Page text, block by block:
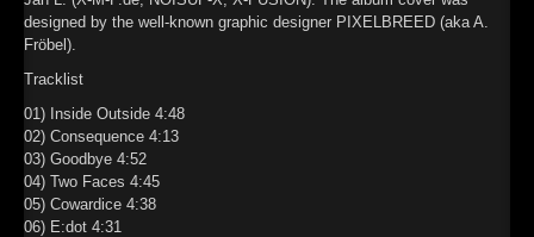
designed by the well-known graphic designer PIXELBREED (aka A.
Fröbel).
Tracklist
01) Inside Outside 4:48
02) Consequence 4:13
03) Goodbye 4:52
04) Two Faces 4:45
05) Cowardice 4:38
06) E:dot 4:31